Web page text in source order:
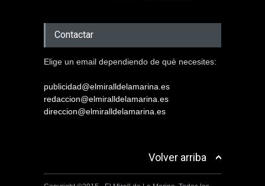
Contactar
Elige un email dependiendo de què necesites:
publicidad@elmiralldelamarina.es
redaccion@elmiralldelamarina.es
direccion@elmiralldelamarina.es
Volver arriba